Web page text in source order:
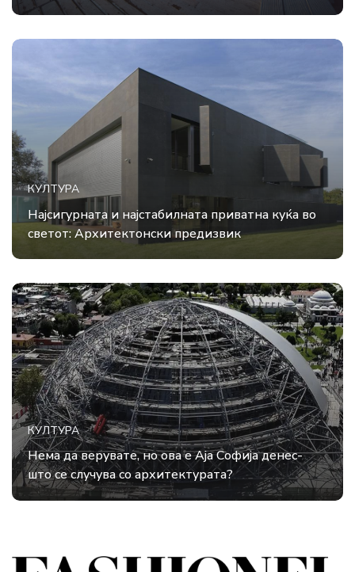
КУЛТУРА
Најсигурната и најстабилната приватна куќа во
светот: Архитектонски предизвик
КУЛТУРА
Нема да верувате, но ова е Аја Софија денес-
што се случува со архитектурата?